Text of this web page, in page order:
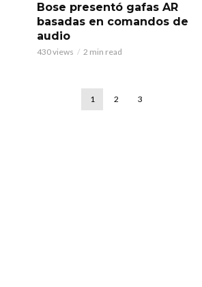
Bose presentó gafas AR
basadas en comandos de
audio
430 views 2 min read
1 2 3